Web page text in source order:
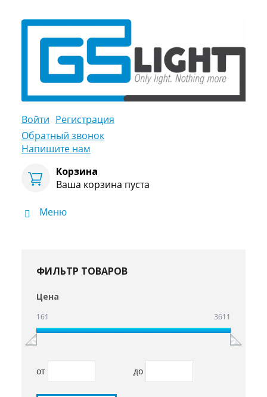
Войти Регистрация
Обратный звонок
Напишите нам
Корзина
Ваша корзина пуста
Меню
ФИЛЬТР ТОВАРОВ
Цена
161 3611
от до